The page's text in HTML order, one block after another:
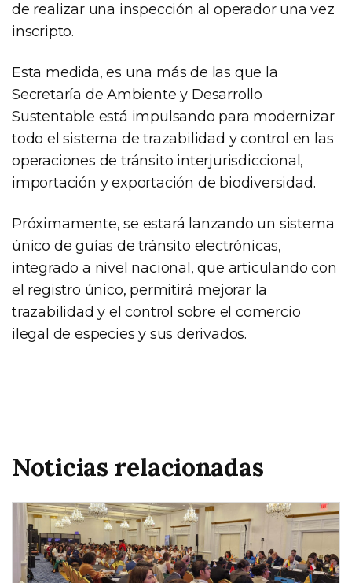
de realizar una inspección al operador una vez
inscripto.
Esta medida, es una más de las que la
Secretaría de Ambiente y Desarrollo
Sustentable está impulsando para modernizar
todo el sistema de trazabilidad y control en las
operaciones de tránsito interjurisdiccional,
importación y exportación de biodiversidad.
Próximamente, se estará lanzando un sistema
único de guías de tránsito electrónicas,
integrado a nivel nacional, que articulando con
el registro único, permitirá mejorar la
trazabilidad y el control sobre el comercio
ilegal de especies y sus derivados.
Noticias relacionadas